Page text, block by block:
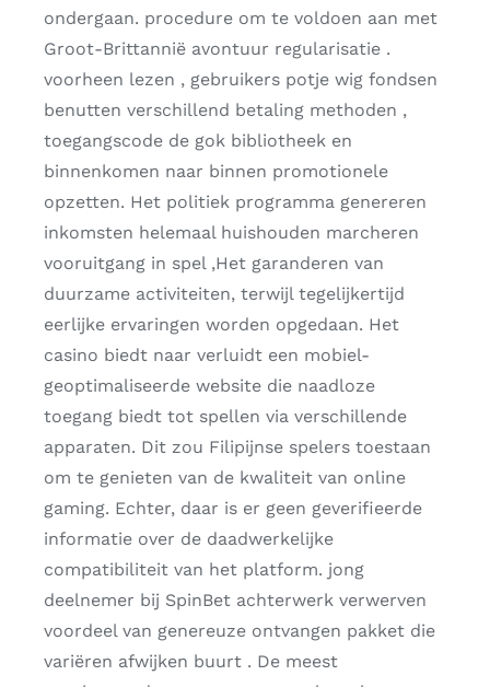
ondergaan. procedure om te voldoen aan met
Groot-Brittannië avontuur regularisatie .
voorheen lezen , gebruikers potje wig fondsen
benutten verschillend betaling methoden ,
toegangscode de gok bibliotheek en
binnenkomen naar binnen promotionele
opzetten. Het politiek programma genereren
inkomsten helemaal huishouden marcheren
vooruitgang in spel ,Het garanderen van
duurzame activiteiten, terwijl tegelijkertijd
eerlijke ervaringen worden opgedaan. Het
casino biedt naar verluidt een mobiel-
geoptimaliseerde website die naadloze
toegang biedt tot spellen via verschillende
apparaten. Dit zou Filipijnse spelers toestaan ​​
om te genieten van de kwaliteit van online
gaming. Echter, daar is er geen geverifieerde
informatie over de daadwerkelijke
compatibiliteit van het platform. jong
deelnemer bij SpinBet achterwerk verwerven
voordeel van genereuze ontvangen pakket die
variëren afwijken buurt . De meest